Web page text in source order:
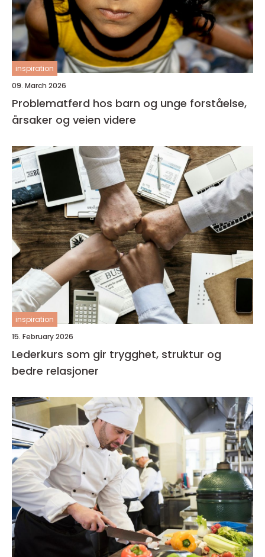
inspiration
09. March 2026
Problematferd hos barn og unge forståelse,
årsaker og veien videre
inspiration
15. February 2026
Lederkurs som gir trygghet, struktur og
bedre relasjoner